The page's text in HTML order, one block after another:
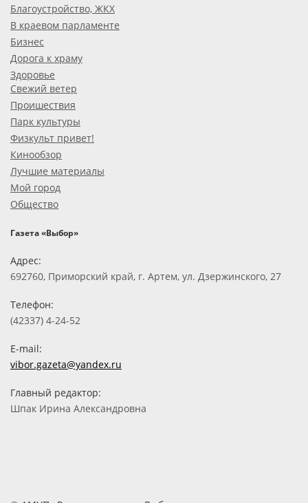
Благоустройство, ЖКХ
В краевом парламенте
Бизнес
Дорога к храму
Здоровье
Свежий ветер
Проишествия
Парк культуры
Физкульт привет!
Кинообзор
Лучшие материалы
Мой город
Общество
Газета «Выбор»
Адрес:
692760, Приморский край, г. Артем, ул. Дзержинского, 27
Телефон:
(42337) 4-24-52
E-mail:
vibor.gazeta@yandex.ru
Главный редактор:
Шпак Ирина Александровна